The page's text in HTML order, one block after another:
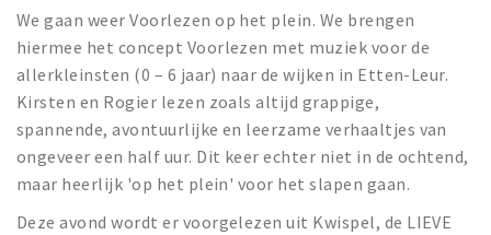
Uitjes & activiteiten
Toeristische routes
Natuurgebieden
Baroniepoorten
Sport
Privacy
We gaan weer Voorlezen op het plein. We brengen
hiermee het concept Voorlezen met muziek voor de
allerkleinsten (0 – 6 jaar) naar de wijken in Etten-Leur.
Kirsten en Rogier lezen zoals altijd grappige,
spannende, avontuurlijke en leerzame verhaaltjes van
ongeveer een half uur. Dit keer echter niet in de ochtend,
maar heerlijk 'op het plein' voor het slapen gaan.
Deze avond wordt er voorgelezen uit Kwispel, de LIEVE